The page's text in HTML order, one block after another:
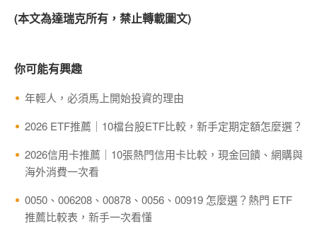
(本文為達瑞克所有，禁止轉載圖文)
你可能有興趣
年輕人，必須馬上開始投資的理由
2026 ETF推薦｜10檔台股ETF比較，新手定期定額怎麼選？
2026信用卡推薦｜10張熱門信用卡比較，現金回饋、網購與
海外消費一次看
0050、006208、00878、0056、00919 怎麼選？熱門 ETF
推薦比較表，新手一次看懂